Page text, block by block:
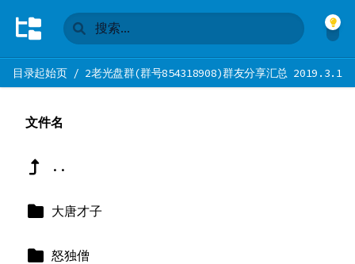
目录起始页/ 2老光盘群(群号854318908)群友分享汇总
文件名
..
大唐才子
怒独僧